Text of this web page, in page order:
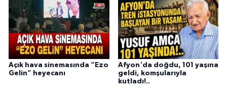
Açık hava sinemasında “Ezo
Gelin” heyecanı
Afyon'da doğdu, 101 yaşına
geldi, komşularıyla
kutladı!..